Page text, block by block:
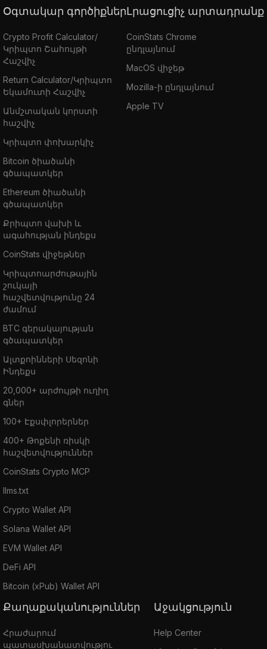
Օգտակար գործիքներ
Crypto Profit Calculator/
Կրիպտո Շահույթի
Հաշվիչ
Return Calculator/Կրիպտո
Եկամուտի Հաշվիչ
Անմշտական կորստի
հաշվիչ
Կրիպտո փոխարկիչ
Bitcoin ծիածանի
գծապատկեր
Ethereum ծիածանի
գծապատկեր
Քրիպտո վախի և
ագահության ինդեքս
CoinStats վիջեթներ
Կրիպտոարժութային
շուկայի
հաշվետվությունը 24
ժամում
BTC գերակայության
գծապատկեր
Ալտքոինների Սեզոնի
Ինդեքս
20,000+ արժույթի ուղիղ
գներ
100+ Էքսփլորերներ
400+ Թոքենի ռիսկի
հաշվետվություններ
CoinStats Crypto MCP
llms.txt
Crypto Wallet API
Solana Wallet API
EVM Wallet API
DeFi API
Bitcoin (xPub) Wallet API
Լրացուցիչ արտադրանք
CoinStats Chrome
ընդլայնում
MacOS վիջեթ
Mozilla-ի ընդլայնում
Apple TV
Քաղաքականություններ
Հրաժարում
պատասխանատվությու
Աջակցություն
Help Center